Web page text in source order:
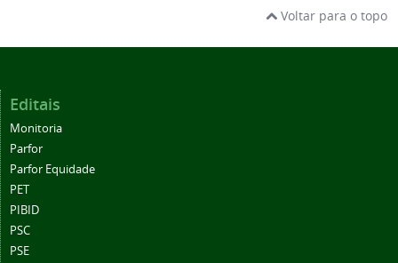
Voltar para o topo
Editais
Monitoria
Parfor
Parfor Equidade
PET
PIBID
PSC
PSE